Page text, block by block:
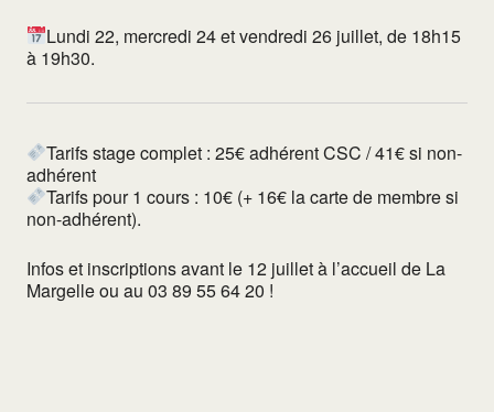
Lundi 22, mercredi 24 et vendredi 26 juillet, de 18h15
à 19h30.
Tarifs stage complet : 25€ adhérent CSC / 41€ si non-
adhérent
Tarifs pour 1 cours : 10€ (+ 16€ la carte de membre si
non-adhérent).
Infos et inscriptions avant le 12 juillet à l’accueil de La
Margelle ou au 03 89 55 64 20 !